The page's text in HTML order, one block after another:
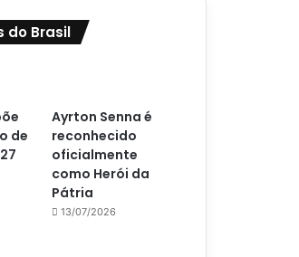
do Brasil
de
Ayrton Senna é
reconhecido
oficialmente
como Herói da
Pátria
13/07/2026